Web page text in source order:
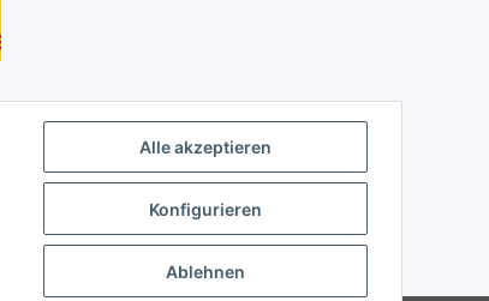
Alle akzeptieren
Konfigurieren
Ablehnen